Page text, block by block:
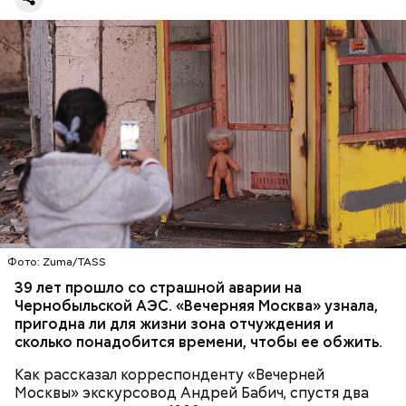
Фото: Zuma/TASS
39 лет прошло со страшной аварии на
Чернобыльской АЭС. «Вечерняя Москва» узнала,
пригодна ли для жизни зона отчуждения и
сколько понадобится времени, чтобы ее обжить.
Как рассказал корреспонденту «Вечерней
Москвы» экскурсовод Андрей Бабич, спустя два
— Протяженность зоны отчуждения составляет
примерно 30 километров. Включает она несколько
районов Гомельской области. Понятное дело, что
территория под защитой, здесь строгий
пропускной режим и круглосуточное наблюдение,
— отметил Бабич.
БЕЛАРУСЬ ЧЕРНОБЫЛЬ
Часы Судного дня — прибыльный
проект
передвигали, но никакой глобальной значимости
они не имели.